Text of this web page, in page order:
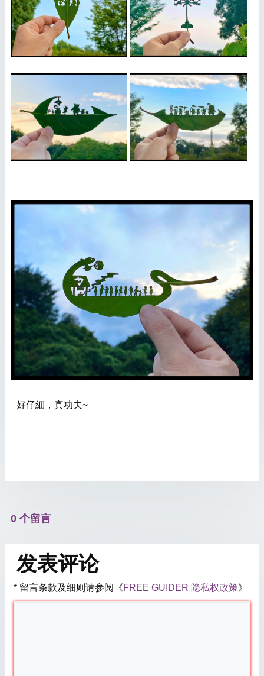
好仔細，真功夫~
0 个留言
发表评论
* 留言条款及细则请参阅《FREE GUIDER 隐私权政策》